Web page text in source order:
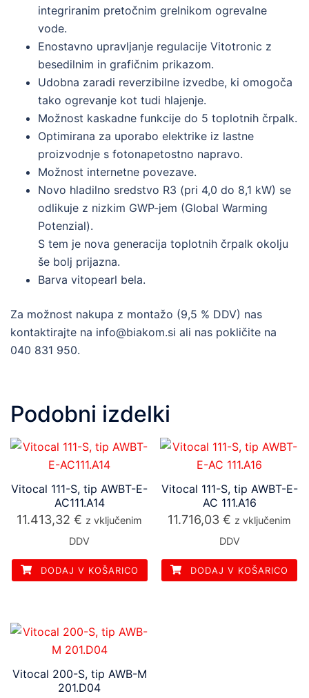
integriranim pretočnim grelnikom ogrevalne
vode.
Enostavno upravljanje regulacije Vitotronic z
besedilnim in grafičnim prikazom.
Udobna zaradi reverzibilne izvedbe, ki omogoča
tako ogrevanje kot tudi hlajenje.
Možnost kaskadne funkcije do 5 toplotnih črpalk.
Optimirana za uporabo elektrike iz lastne
proizvodnje s fotonapetostno napravo.
Možnost internetne povezave.
Novo hladilno sredstvo R3 (pri 4,0 do 8,1 kW) se
odlikuje z nizkim GWP-jem (Global Warming
Potenzial).
S tem je nova generacija toplotnih črpalk okolju
še bolj prijazna.
Barva vitopearl bela.
Za možnost nakupa z montažo (9,5 % DDV) nas
kontaktirajte na info@biakom.si ali nas pokličite na
040 831 950.
Podobni izdelki
Vitocal 111-S, tip AWBT-E-
AC111.A14
11.413,32€ z vključenim
DDV
DODAJ V KOŠARICO
Vitocal 111-S, tip AWBT-E-
AC 111.A16
11.716,03€ z vključenim
DDV
DODAJ V KOŠARICO
Vitocal 200-S, tip AWB-M
201.D04